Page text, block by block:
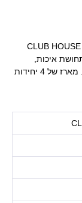
כוסות לאטה בנפח 300 מ"ל מקולקציית מניקו של CLUB HOUSE
איכות,
מתאימה לשימוש יומיומי ולהגשה מוקפדת כאחד. מארז של 4 יחידות